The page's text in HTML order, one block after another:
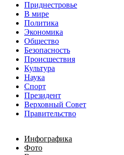
Приднестровье
В мире
Политика
Экономика
Общество
Безопасность
Происшествия
Культура
Наука
Спорт
Президент
Верховный Совет
Правительство
Инфографика
Фото